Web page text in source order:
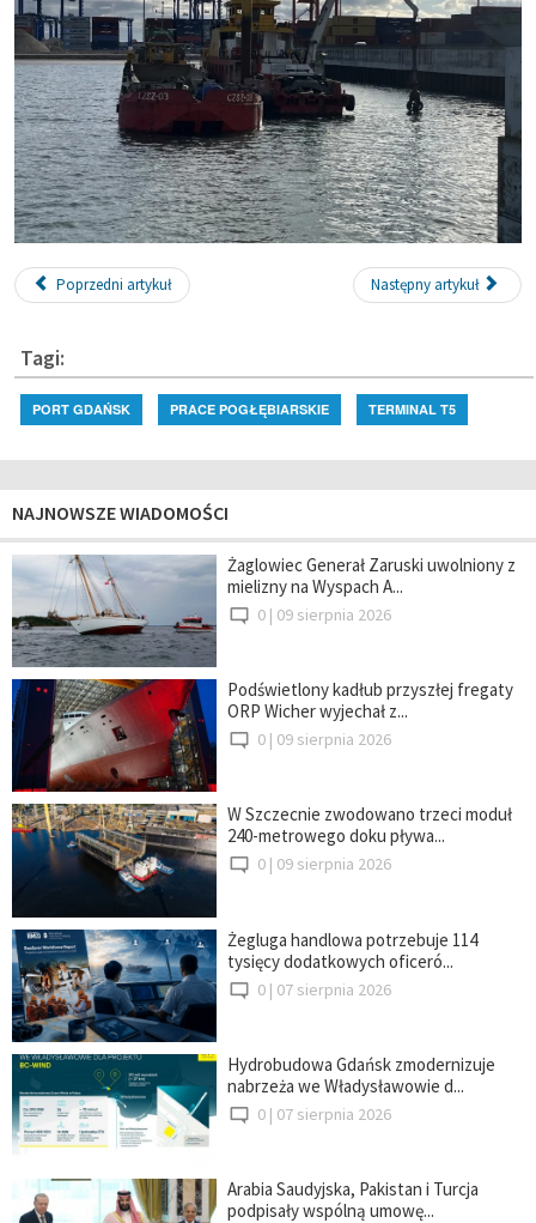
Poprzedni artykuł Następny artykuł
Tagi:
PORT GDAŃSK PRACE POGŁĘBIARSKIE TERMINAL T5
NAJNOWSZE WIADOMOŚCI
Żaglowiec Generał Zaruski uwolniony z
mielizny na Wyspach A...
0 | 09 sierpnia 2026
Podświetlony kadłub przyszłej fregaty
ORP Wicher wyjechał z...
0 | 09 sierpnia 2026
W Szczecnie zwodowano trzeci moduł
240-metrowego doku pływa...
0 | 09 sierpnia 2026
Żegluga handlowa potrzebuje 114
tysięcy dodatkowych oficeró...
0 | 07 sierpnia 2026
Hydrobudowa Gdańsk zmodernizuje
nabrzeża we Władysławowie d...
0 | 07 sierpnia 2026
Arabia Saudyjska, Pakistan i Turcja
podpisały wspólną umowę...